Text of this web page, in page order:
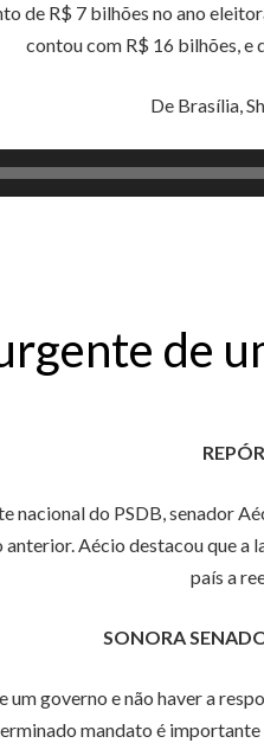
de R$ 7 bilhões no ano
contou com R$ 16 bilhões, e
De Brasília,
de
nacional do PSDB, senador
Aécio destacou que
país a
SONORA
governo e não haver a
mandato é